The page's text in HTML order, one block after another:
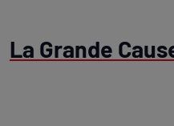
La Grande